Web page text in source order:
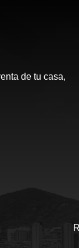
de tu casa,